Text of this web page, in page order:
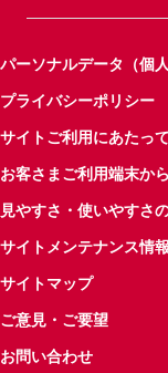
パーソナルデータ（個
プライバシーポリシー
サイトご利用にあたって
お客さまご利用端末か
見やすさ・使いやすさ
サイトメンテナンス情報
サイトマップ
ご意見・ご要望
お問い合わせ